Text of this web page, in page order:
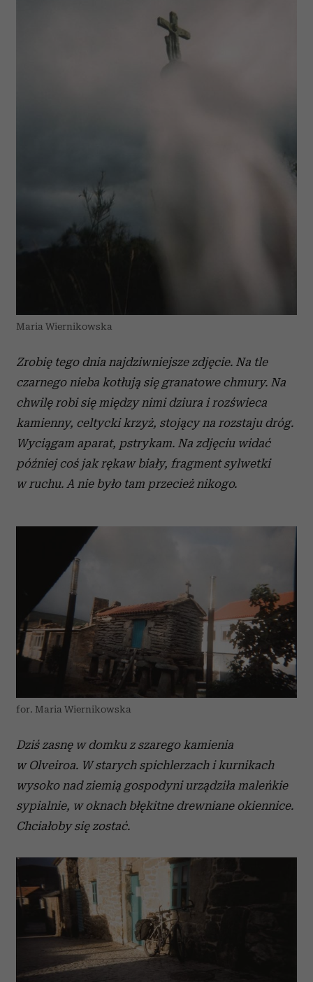
Maria Wiernikowska
Zrobię tego dnia najdziwniejsze zdjęcie. Na tle
czarnego nieba kotłują się granatowe chmury. Na
chwilę robi się między nimi dziura i rozświeca
kamienny, celtycki krzyż, stojący na rozstaju dróg.
Wyciągam aparat, pstrykam. Na zdjęciu widać
później coś jak rękaw biały, fragment sylwetki
w ruchu. A nie było tam przecież nikogo.
for. Maria Wiernikowska
Dziś zasnę w domku z szarego kamienia
w Olveiroa. W starych spichlerzach i kurnikach
wysoko nad ziemią gospodyni urządziła maleńkie
sypialnie, w oknach błękitne drewniane okiennice.
Chciałoby się zostać.